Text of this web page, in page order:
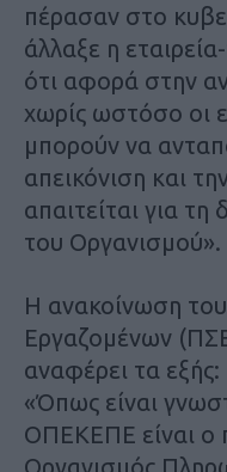
πέρασαν στο
άλλαξε η
ότι αφορά στην
χωρίς ωστόσο οι
μπορούν να
απεικόνιση και
απαιτείται για
του Οργανισμού».
Η ανακοίνωση
Εργαζομένων
αναφέρει τα εξής:
«Όπως είναι
ΟΠΕΚΕΠΕ είναι ο
Οργανισμός